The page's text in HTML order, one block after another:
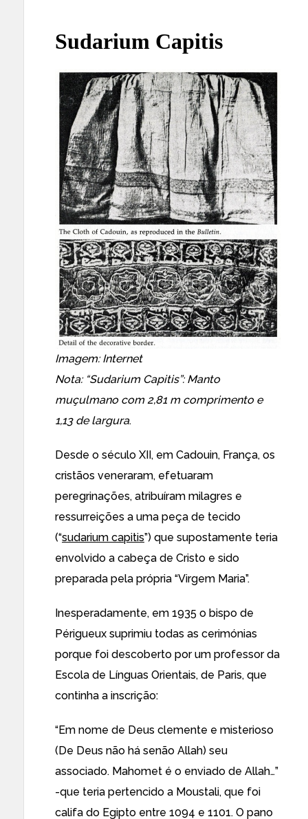
Sudarium Capitis
Imagem: Internet
Nota: “Sudarium Capitis”: Manto
muçulmano com 2,81 m comprimento e
1,13 de largura.
Desde o século XII, em Cadouin, França, os
cristãos veneraram, efetuaram
peregrinações, atribuíram milagres e
ressurreições a uma peça de tecido
(“sudarium capitis”) que supostamente teria
envolvido a cabeça de Cristo e sido
preparada pela própria “Virgem Maria”.
Inesperadamente, em 1935 o bispo de
Périgueux suprimiu todas as cerimónias
porque foi descoberto por um professor da
Escola de Línguas Orientais, de Paris, que
continha a inscrição:
“Em nome de Deus clemente e misterioso
(De Deus não há senão Allah) seu
associado. Mahomet é o enviado de Allah…”
-que teria pertencido a Moustali, que foi
califa do Egipto entre 1094 e 1101. O pano